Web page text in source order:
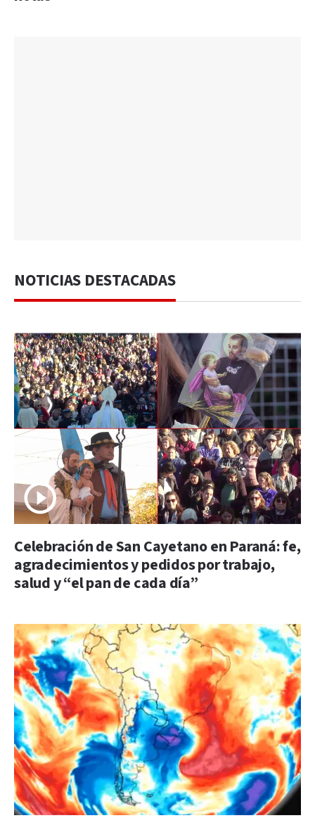
NOTICIAS DESTACADAS
Celebración de San Cayetano en Paraná: fe,
agradecimientos y pedidos por trabajo,
salud y “el pan de cada día”